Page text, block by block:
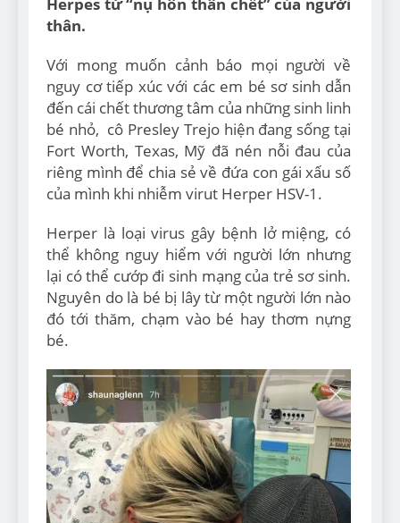
Herpes từ “nụ hôn thân chết” của người
thân.
Với mong muốn cảnh báo mọi người về
nguy cơ tiếp xúc với các em bé sơ sinh dẫn
đến cái chết thương tâm của những sinh linh
bé nhỏ, cô Presley Trejo hiện đang sống tại
Fort Worth, Texas, Mỹ đã nén nỗi đau của
riêng mình để chia sẻ về đứa con gái xấu số
của mình khi nhiễm virut Herper HSV-1.
Herper là loại virus gây bệnh lở miệng, có
thể không nguy hiểm với người lớn nhưng
lại có thể cướp đi sinh mạng của trẻ sơ sinh.
Nguyên do là bé bị lây từ một người lớn nào
đó tới thăm, chạm vào bé hay thơm nựng
bé.